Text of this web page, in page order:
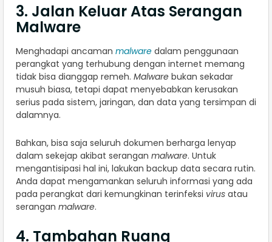
3. Jalan Keluar Atas Serangan
Malware
Menghadapi ancaman malware dalam penggunaan
perangkat yang terhubung dengan internet memang
tidak bisa dianggap remeh. Malware bukan sekadar
musuh biasa, tetapi dapat menyebabkan kerusakan
serius pada sistem, jaringan, dan data yang tersimpan di
dalamnya.
Bahkan, bisa saja seluruh dokumen berharga lenyap
dalam sekejap akibat serangan malware. Untuk
mengantisipasi hal ini, lakukan backup data secara rutin.
Anda dapat mengamankan seluruh informasi yang ada
pada perangkat dari kemungkinan terinfeksi virus atau
serangan malware.
4. Tambahan Ruang